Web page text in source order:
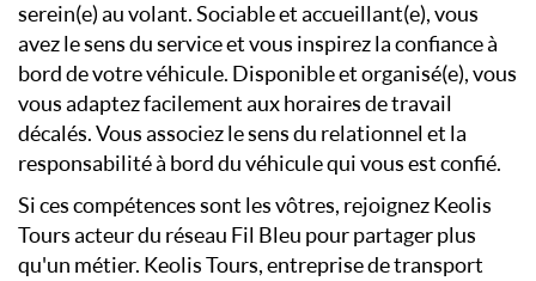
serein(e) au volant. Sociable et accueillant(e), vous
avez le sens du service et vous inspirez la confiance à
bord de votre véhicule. Disponible et organisé(e), vous
vous adaptez facilement aux horaires de travail
décalés. Vous associez le sens du relationnel et la
responsabilité à bord du véhicule qui vous est confié.
Si ces compétences sont les vôtres, rejoignez Keolis
Tours acteur du réseau Fil Bleu pour partager plus
qu'un métier. Keolis Tours, entreprise de transport